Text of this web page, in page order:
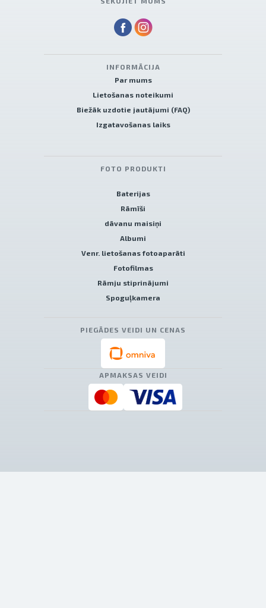
INFORMĀCIJA
Par mums
Lietošanas noteikumi
Biežāk uzdotie jautājumi (FAQ)
Izgatavošanas laiks
FOTO PRODUKTI
Baterijas
Rāmīši
dāvanu maisiņi
Albumi
Venr. lietošanas fotoaparāti
Fotofilmas
Rāmju stiprinājumi
Spoguļkamera
PIEGĀDES VEIDI UN CENAS
APMAKSAS VEIDI